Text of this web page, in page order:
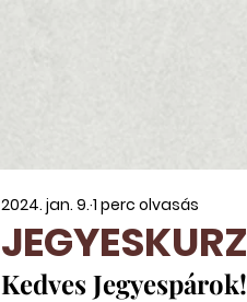
2024. jan. 9. 1 perc olvasás
Kedves Jegyespárok!